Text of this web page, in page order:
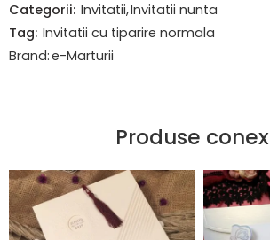
Categorii: Invitatii,Invitatii nunta
Tag: Invitatii cu tiparire normala
Brand:e-Marturii
Produse